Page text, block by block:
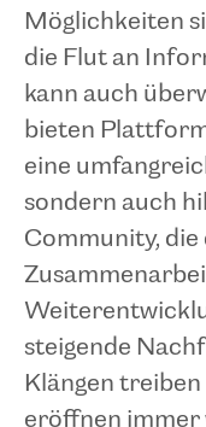
Möglichkeiten
die Flut an
kann auch
bieten
eine
sondern auch
Community, die
steigende
Klängen
eröffnen immer